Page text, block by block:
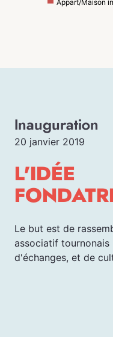
Appart/Maison
Inauguration
20 janvier 2019
L'IDÉE
Le but est de
associatif tournonais
d'échanges, et de